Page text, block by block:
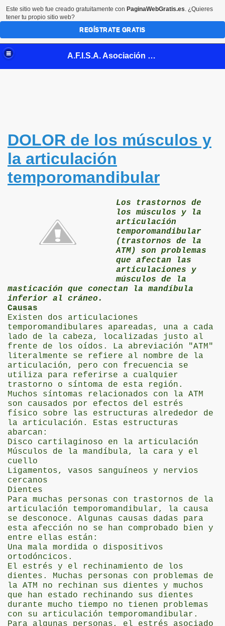
A.F.I.S.A. Asociación Fibromialgia de la Safor
DOLOR de los músculos y
la articulación
temporomandibular
Los trastornos de
los músculos y la
articulación
temporomandibular
(trastornos de la
ATM) son problemas
que afectan las
articulaciones y
músculos de la
masticación que conectan la mandíbula
inferior al cráneo.
Causas
Existen dos articulaciones
temporomandibulares apareadas, una a cada
lado de la cabeza, localizadas justo al
frente de los oídos. La abreviación "ATM"
literalmente se refiere al nombre de la
articulación, pero con frecuencia se
utiliza para referirse a cualquier
trastorno o síntoma de esta región.
Muchos síntomas relacionados con la ATM
son causados por efectos del estrés
físico sobre las estructuras alrededor de
la articulación. Estas estructuras
abarcan:
Disco cartilaginoso en la articulación
Músculos de la mandíbula, la cara y el
cuello
Ligamentos, vasos sanguíneos y nervios
cercanos
Dientes
Para muchas personas con trastornos de la
articulación temporomandibular, la causa
se desconoce. Algunas causas dadas para
esta afección no se han comprobado bien y
entre ellas están:
Una mala mordida o dispositivos
ortodóncicos.
El estrés y el rechinamiento de los
dientes. Muchas personas con problemas de
la ATM no rechinan sus dientes y muchos
que han estado rechinando sus dientes
durante mucho tiempo no tienen problemas
con su articulación temporomandibular.
Para algunas personas, el estrés asociado
(video)
Fibromialgia
Fibromialgia
temporomandibular
las FRUTAS
- 2
múltiple
es motivo para declarar invalidez permanente
Este sitio web fue creado gratuitamente con PaginaWebGratis.es. ¿Quieres
tener tu propio sitio web?
REGÍSTRATE GRATIS